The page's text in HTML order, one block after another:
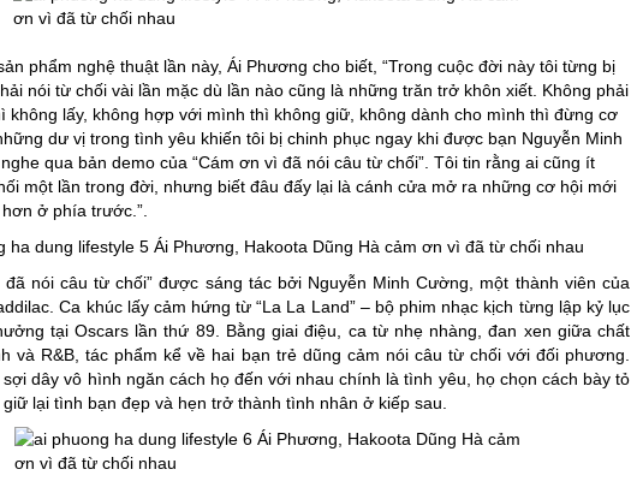
phẩm nghệ thuật lần này, Ái Phương cho biết, “Trong cuộc đời này tôi từng bị
nói từ chối vài lần mặc dù lần nào cũng là những trăn trở khôn xiết. Không phải
không lấy, không hợp với mình thì không giữ, không dành cho mình thì đừng cơ
dư vị trong tình yêu khiến tôi bị chinh phục ngay khi được bạn Nguyễn Minh
qua bản demo của “Cám ơn vì đã nói câu từ chối”. Tôi tin rằng ai cũng ít
một lần trong đời, nhưng biết đâu đấy lại là cánh cửa mở ra những cơ hội mới
ở phía trước.”.
đã nói câu từ chối” được sáng tác bởi Nguyễn Minh Cường, một thành viên của
Ca khúc lấy cảm hứng từ “La La Land” – bộ phim nhạc kịch từng lập kỷ lục
tại Oscars lần thứ 89. Bằng giai điệu, ca từ nhẹ nhàng, đan xen giữa chất
và R&B, tác phẩm kể về hai bạn trẻ dũng cảm nói câu từ chối với đối phương.
sợi dây vô hình ngăn cách họ đến với nhau chính là tình yêu, họ chọn cách bày tỏ
lại tình bạn đẹp và hẹn trở thành tình nhân ở kiếp sau.